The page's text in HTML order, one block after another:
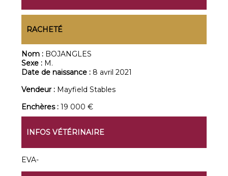
RACHETÉ
Nom : BOJANGLES
Sexe : M.
Date de naissance : 8 avril 2021
Vendeur : Mayfield Stables
Enchères :19 000 €
INFOS VÉTÉRINAIRE
EVA-